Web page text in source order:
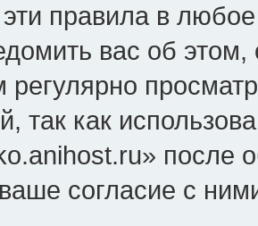
эти правила в
вас об
так как
после
согласие с